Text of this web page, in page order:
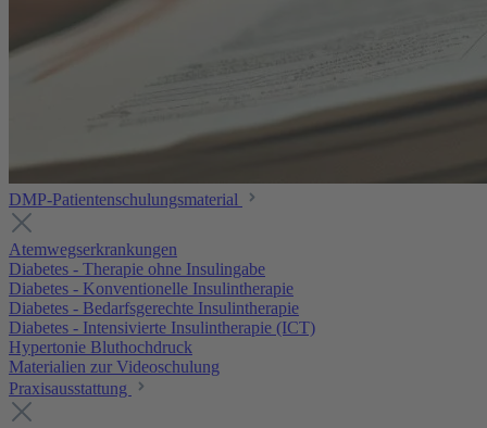
DMP-Patientenschulungsmaterial
Atemwegserkrankungen
Diabetes - Therapie ohne Insulingabe
Diabetes - Konventionelle Insulintherapie
Diabetes - Bedarfsgerechte Insulintherapie
Diabetes - Intensivierte Insulintherapie (ICT)
Hypertonie Bluthochdruck
Materialien zur Videoschulung
Praxisausstattung